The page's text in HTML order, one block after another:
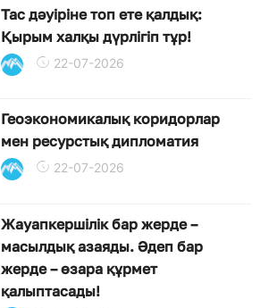
Тас дәуіріне топ ете қалдық:
Қырым халқы дүрлігіп тұр!
22-07-2026
Геоэкономикалық коридорлар
мен ресурстық дипломатия
22-07-2026
Жауапкершілік бар жерде –
масылдық азаяды. Әдеп бар
жерде – өзара құрмет
қалыптасады!